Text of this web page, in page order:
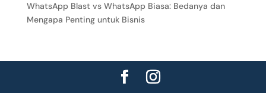
WhatsApp Blast vs WhatsApp Biasa: Bedanya dan
Mengapa Penting untuk Bisnis